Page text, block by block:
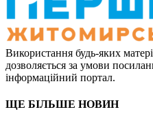
Використання будь-яких
дозволяється за умови
інформаційний портал.
ЩЕ БІЛЬШЕ НОВИН